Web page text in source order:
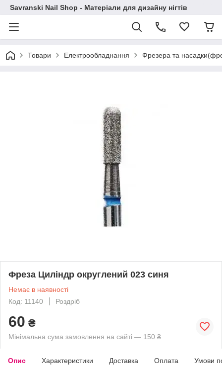
Savranski Nail Shop - Матеріали для дизайну нігтів
Товари Електрообладнання Фрезера та
Фреза Циліндр округлений 023 синя
Немає в наявності
Код: 11140
Роздріб
60 ₴
Мінімальна сума замовлення на сайті — 150 ₴
Опис Характеристики Доставка Оплата Умови